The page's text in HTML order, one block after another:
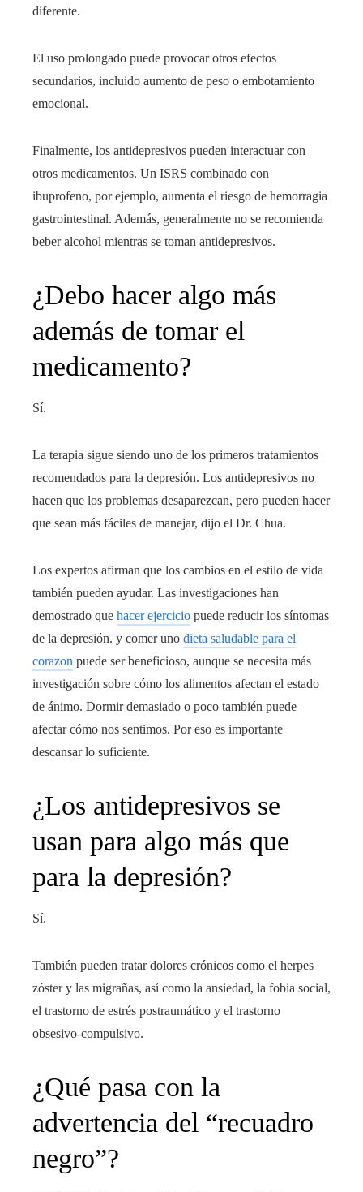
diferente.
El uso prolongado puede provocar otros efectos
secundarios, incluido aumento de peso o embotamiento
emocional.
Finalmente, los antidepresivos pueden interactuar con
otros medicamentos. Un ISRS combinado con
ibuprofeno, por ejemplo, aumenta el riesgo de hemorragia
gastrointestinal. Además, generalmente no se recomienda
beber alcohol mientras se toman antidepresivos.
¿Debo hacer algo más
además de tomar el
medicamento?
Sí.
La terapia sigue siendo uno de los primeros tratamientos
recomendados para la depresión. Los antidepresivos no
hacen que los problemas desaparezcan, pero pueden hacer
que sean más fáciles de manejar, dijo el Dr. Chua.
Los expertos afirman que los cambios en el estilo de vida
también pueden ayudar. Las investigaciones han
demostrado que hacer ejercicio puede reducir los síntomas
de la depresión. y comer uno dieta saludable para el
corazon puede ser beneficioso, aunque se necesita más
investigación sobre cómo los alimentos afectan el estado
de ánimo. Dormir demasiado o poco también puede
afectar cómo nos sentimos. Por eso es importante
descansar lo suficiente.
¿Los antidepresivos se
usan para algo más que
para la depresión?
Sí.
También pueden tratar dolores crónicos como el herpes
zóster y las migrañas, así como la ansiedad, la fobia social,
el trastorno de estrés postraumático y el trastorno
obsesivo-compulsivo.
¿Qué pasa con la
advertencia del “recuadro
negro”?